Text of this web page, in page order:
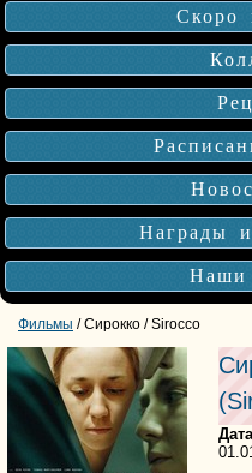
Скоро
Награды
Наши
Фильмы / Сирокко / Sirocco
(